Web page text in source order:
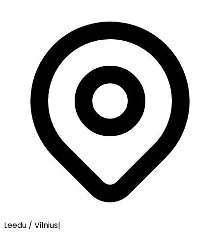
Leedu / Vilnius|